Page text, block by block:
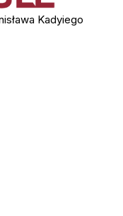
Kadyiego